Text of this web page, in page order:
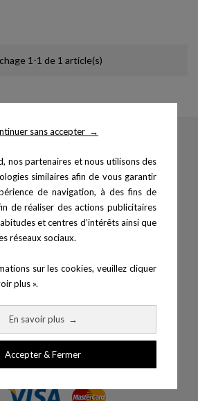
sans accepter →
nos partenaires et nous utilisons des
similaires afin de vous garantir
de navigation, à des fins de
de réaliser des actions publicitaires
et centres d’intérêts ainsi que
réseaux sociaux.
sur les cookies, veuillez cliquer
plus ».
En savoir plus →
Accepter & Fermer
1-1 de 1 article(s)
Saint-Martin
(France)
3 81 55 55 04
3 68 38 02 55
87947377500036